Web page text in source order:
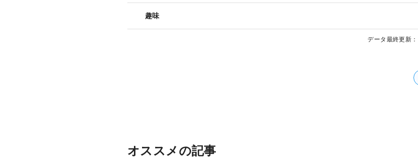
趣味
データ最終更新：
オススメの記事